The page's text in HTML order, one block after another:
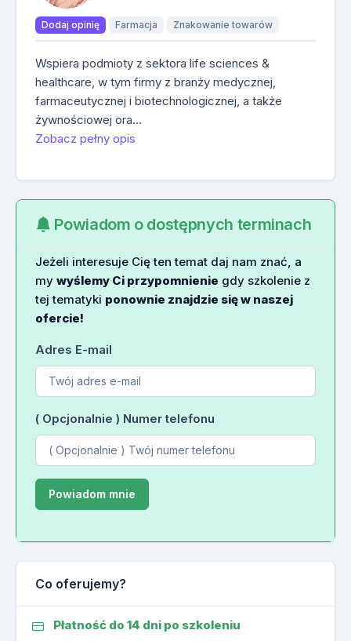
Dodaj opinię Farmacja Znakowanie towarów
Wspiera podmioty z sektora life sciences &
healthcare, w tym firmy z branży medycznej,
farmaceutycznej i biotechnologicznej, a także
żywnościowej ora…
Zobacz pełny opis
Powiadom o dostępnych terminach
Jeżeli interesuje Cię ten temat daj nam znać, a
my wyślemy Ci przypomnienie gdy szkolenie z
tej tematyki ponownie znajdzie się w naszej
ofercie!
Adres E-mail
( Opcjonalnie ) Numer telefonu
Co oferujemy?
Płatność do 14 dni po szkoleniu